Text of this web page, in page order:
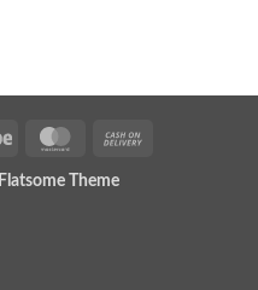
Stripe MasterCard
Flatsome Theme